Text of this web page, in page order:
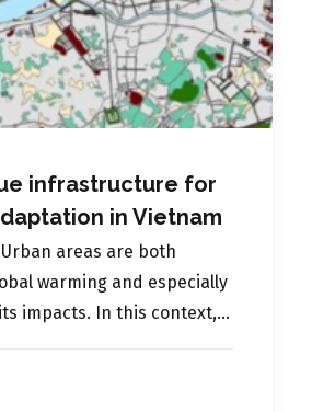
infrastructure for
in Vietnam
Urban areas are both
warming and especially
impacts. In this context,…